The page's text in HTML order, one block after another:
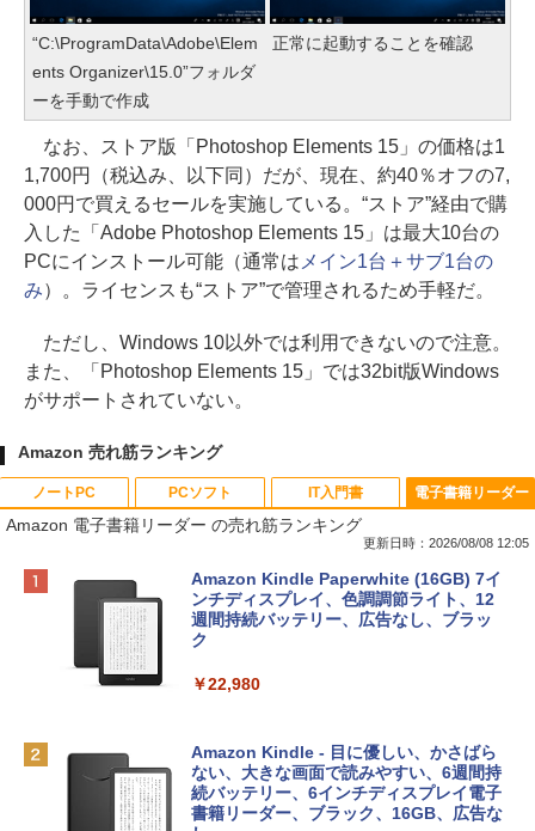
“C:\ProgramData\Adobe\Elem
ents Organizer\15.0”フォルダ
ーを手動で作成
正常に起動することを確認
なお、ストア版「Photoshop Elements 15」の価格は1
1,700円（税込み、以下同）だが、現在、約40％オフの7,
000円で買えるセールを実施している。“ストア”経由で購
入した「Adobe Photoshop Elements 15」は最大10台の
PCにインストール可能（通常は メイン1台＋サブ1台の
み）。ライセンスも“ストア”で管理されるため手軽だ。
ただし、Windows 10以外では利用できないので注意。
また、「Photoshop Elements 15」では32bit版Windows
がサポートされていない。
Amazon 売れ筋ランキング
ノートPC
Apple 2026 MacBook Neo A18 Proチッ
プ搭載13インチノートブック：AIとAppl
e Intelligenceのために設計、Liquid Ret
inaディスプレイ、8GBユニファイドメモ
eTime HDカメラ - インディゴ
tomtoc 360°保護 15.6 16インチ パソコ
ンケース Dell NEC Lavie ASUS HP dyna
PCソフト
Robloxギフトカード - 800 Robux 【限
定バーチャルアイテムを含む】 【オンラ
インゲームコード】 ロブロックス | オン
ラインコード版
￥1,300
Robloxギフトカード - 1000 Robux 【限
定バーチャルアイテムを含む】 【オンラ
インゲームコード】 ロブロックス |オン
ラインコード版
IT入門書
生成AIパスポート公式テキスト 第４版
￥1,766
出す プロンプトの言葉 AI画像生成シリー
ズ (はぴーイラストLabo)
￥480
電子書籍リーダー
Amazon 電子書籍リーダー の売れ筋ランキング
更新日時：2026/08/08 12:05
Amazon Kindle Paperwhite (16GB) 7イ
ンチディスプレイ、色調調節ライト、12
週間持続バッテリー、広告なし、ブラッ
ク
￥22,980
Amazon Kindle - 目に優しい、かさばら
ない、大きな画面で読みやすい、6週間持
続バッテリー、6インチディスプレイ電子
書籍リーダー、ブラック、16GB、広告な